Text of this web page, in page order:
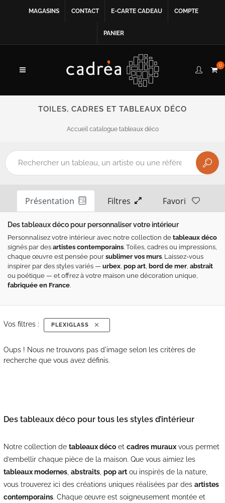
MAGASINS CONTACT E-CARTE CADEAU COMPTE
PANIER
0
TOILES, CADRES ET TABLEAUX DÉCO
Accueil catalogue tableaux déco
Présentation Filtres Favori
Des tableaux déco pour personnaliser votre intérieur
Personnalisez votre intérieur avec notre collection de tableaux déco
signés par des artistes contemporains. Toiles, cadres ou impressions,
chaque œuvre est pensée pour sublimer vos murs. Laissez-vous
inspirer par des styles variés — urbex, pop art, bord de mer, abstrait
ou poétique — et offrez à votre maison une décoration unique,
fabriquée en France.
Vos filtres : PLEXIGLASS
Oups ! Nous ne trouvons pas d'image selon les critères de
recherche que vous avez définis.
Des tableaux déco pour tous les styles d’intérieur
Notre collection de tableaux décoet cadres murauxvous permet
d’embellir chaque pièce de la maison. Que vous aimiez les
tableaux modernes, abstraits, pop artou inspirés de la nature,
vous trouverez ici des créations uniques réalisées par des artistes
contemporains. Chaque œuvre est soigneusement montée et